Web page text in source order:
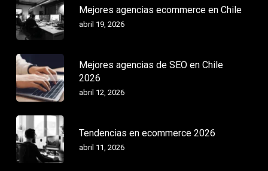
Mejores agencias ecommerce en Chile
abril 19, 2026
Mejores agencias de SEO en Chile
2026
abril 12, 2026
Tendencias en ecommerce 2026
abril 11, 2026